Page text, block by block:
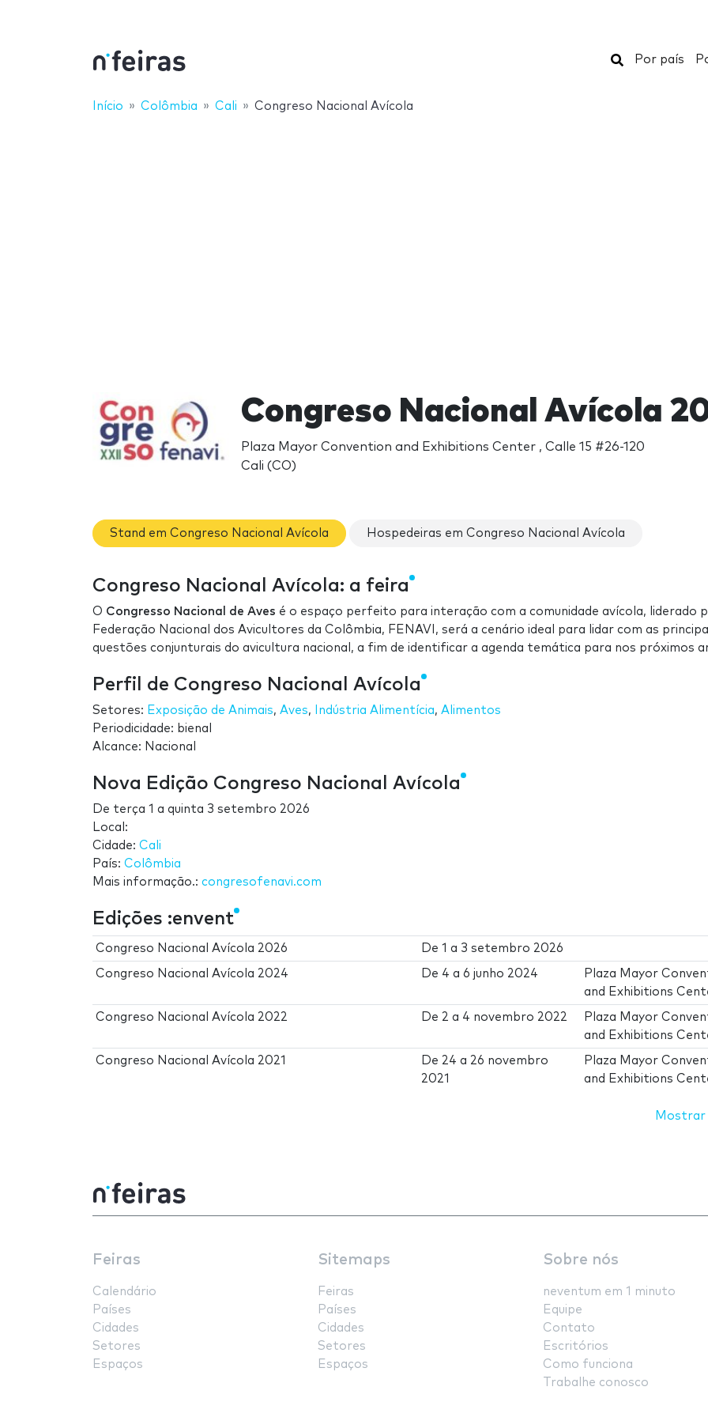
Buscar
Por país
Início Colômbia Cali Congreso Nacional Avícola
Congreso Nacional Avícola
Plaza Mayor Convention and Exhibitions Center , Calle 15 #26-120
Cali (CO)
Stand em Congreso Nacional Avícola Hospedeiras em Congreso Nacional Avícola
Congreso Nacional Avícola: a feira
O Congresso Nacional de Aves é o espaço perfeito para interação com a comunidade avícola, liderado
Federação Nacional dos Avicultores da Colômbia, FENAVI, será a cenário ideal para lidar com as
questões conjunturais do avicultura nacional, a fim de identificar a agenda temática para nos próximos
Perfil de Congreso Nacional Avícola
Setores: Exposição de Animais, Aves, Indústria Alimentícia, Alimentos
Periodicidade: bienal
Alcance: Nacional
Nova Edição Congreso Nacional Avícola
De terça 1 a quinta 3 setembro 2026
Local:
Cidade: Cali
País: Colômbia
Mais informação.: congresofenavi.com
Edições :envent
Congreso Nacional Avícola 2026 De1 a 3 setembro 2026
Congreso Nacional Avícola 2024 De 4 a6 junho 2024
Plaza Mayor
and Exhibitions
Congreso Nacional Avícola 2022 De 2 a 4 novembro 2022
Plaza Mayor
and Exhibitions
Congreso Nacional Avícola 2021 De 24 a 26 novembro
2021
Plaza Mayor
and Exhibitions
Mostrar
Feiras
Calendário
Países
Cidades
Setores
Espaços
Sitemaps
Feiras
Países
Cidades
Setores
Espaços
Sobre nós
neventum em 1 minuto
Equipe
Contato
Escritórios
Como funciona
Trabalhe conosco